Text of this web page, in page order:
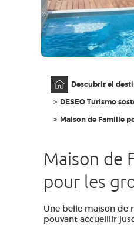
ES
Descubrir el
DESEO Turismo
Maison de Famille
Maison de
pour les
Une belle maison de
pouvant accueillir